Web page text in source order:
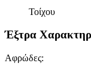
Τοίχου
Έξτρα
Αφρώδες: